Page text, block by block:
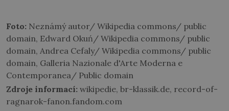
Foto: Neznámý autor/ Wikipedia commons/ public
domain, Edward Okuń/ Wikipedia commons/ public
domain, Andrea Cefaly/ Wikipedia commons/ public
domain, Galleria Nazionale d'Arte Moderna e
Contemporanea/ Public domain
Zdroje informací: wikipedie, br-klassik.de, record-of-
ragnarok-fanon.fandom.com